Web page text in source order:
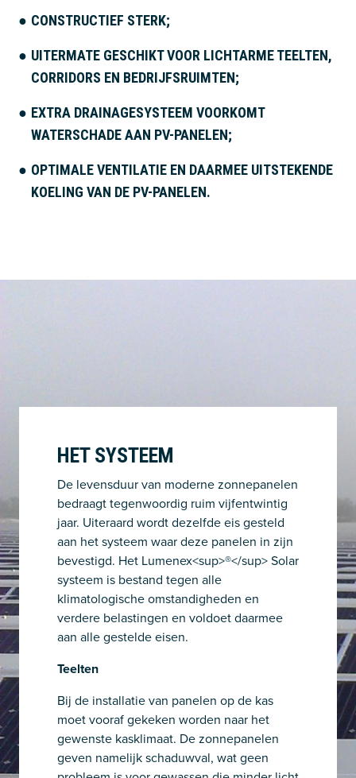
CONSTRUCTIEF STERK;
UITERMATE GESCHIKT VOOR LICHTARME TEELTEN,
CORRIDORS EN BEDRIJFSRUIMTEN;
EXTRA DRAINAGESYSTEEM VOORKOMT
WATERSCHADE AAN PV-PANELEN;
OPTIMALE VENTILATIE EN DAARMEE UITSTEKENDE
KOELING VAN DE PV-PANELEN.
HET SYSTEEM
De levensduur van moderne zonnepanelen
bedraagt tegenwoordig ruim vijfentwintig
jaar. Uiteraard wordt dezelfde eis gesteld
aan het systeem waar deze panelen in zijn
bevestigd. Het Lumenex<sup>®</sup> Solar
systeem is bestand tegen alle
klimatologische omstandigheden en
verdere belastingen en voldoet daarmee
aan alle gestelde eisen.
Teelten
Bij de installatie van panelen op de kas
moet vooraf gekeken worden naar het
gewenste kasklimaat. De zonnepanelen
geven namelijk schaduwval, wat geen